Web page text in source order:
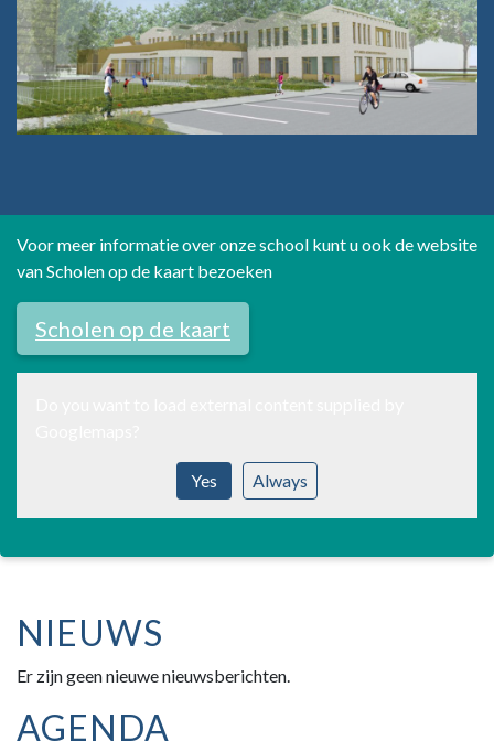
Voor meer informatie over onze school kunt u ook de website
van Scholen op de kaart bezoeken
Scholen op de kaart
Yes Always
NIEUWS
Er zijn geen nieuwe nieuwsberichten.
AGENDA